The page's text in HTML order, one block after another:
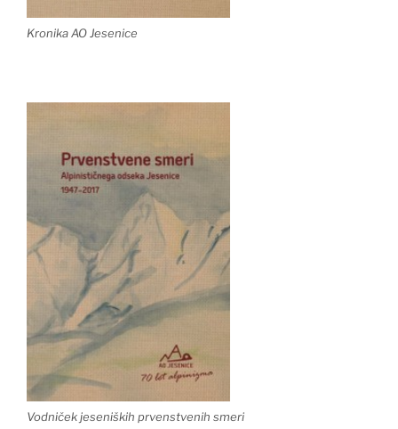
Kronika AO Jesenice
Vodniček jeseniških prvenstvenih smeri